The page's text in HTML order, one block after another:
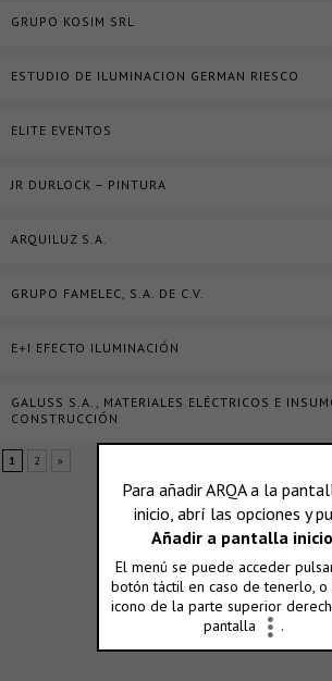
GRUPO KOSIM SRL
ESTUDIO DE ILUMINACION GERMAN RIESCO
ELITE EVENTOS
JR DURLOCK – PINTURA
ARQUILUZ S.A.
GRUPO FAMELEC, S.A. DE C.V.
E+I EFECTO ILUMINACIÓN
GALUSS S.A., MATERIALES ELÉCTRICOS E
CONSTRUCCIÓN
1 2 »